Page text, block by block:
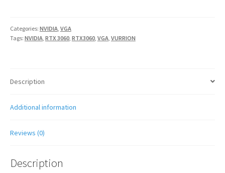
12GB
GDDR6
Categories: NVIDIA, VGA
Tags: NVIDIA, RTX 3060, RTX3060, VGA, VURRION
Description
Additional information
Reviews (0)
Description